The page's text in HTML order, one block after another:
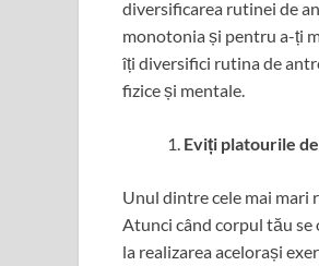
diversificarea rutinei de
monotonia și pentru a-ți
îți diversifici rutina de
fizice și mentale.
Eviți platourile
Unul dintre cele mai mari
Atunci când corpul tău se
la realizarea acelorași